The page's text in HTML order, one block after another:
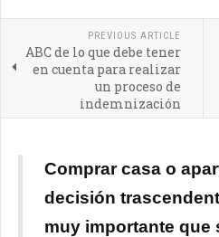
PREVIOUS ARTICLE
ABC de lo que debe tener
en cuenta para realizar
un proceso de
indemnización
Comprar casa o
decisión
muy importante que